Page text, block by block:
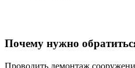
Почему нужно
Проводить демонтаж